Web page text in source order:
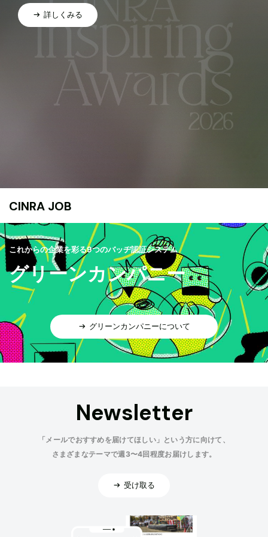
詳しくみる
CINRA JOB
これからの企業を彩る9つのバッヂ認証システム
グリーンカンパニー
グリーンカンパニーについて
Newsletter
「メールでおすすめを届けてほしい」という方に向けて、
さまざまなテーマで週3〜4回程度お届けします。
受け取る